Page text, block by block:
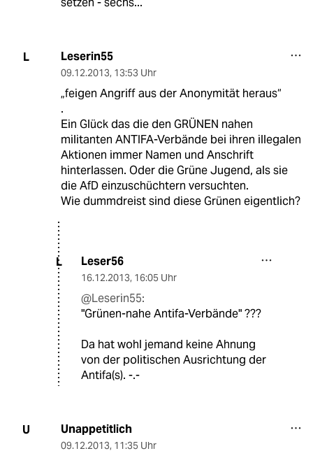
L Leserin55
09.12.2013, 13:53 Uhr
„feigen Angriff aus der Anonymität heraus“
.
Ein Glück das die den GRÜNEN nahen
militanten ANTIFA-Verbände bei ihren illegalen
Aktionen immer Namen und Anschrift
hinterlassen. Oder die Grüne Jugend, als sie
die AfD einzuschüchtern versuchten.
Wie dummdreist sind diese Grünen eigentlich?
L Leser56
16.12.2013, 16:05 Uhr
@Leserin55:
"Grünen-nahe Antifa-Verbände" ???
Da hat wohl jemand keine Ahnung
von der politischen Ausrichtung der
Antifa(s). -.-
U Unappetitlich
09.12.2013, 11:35 Uhr